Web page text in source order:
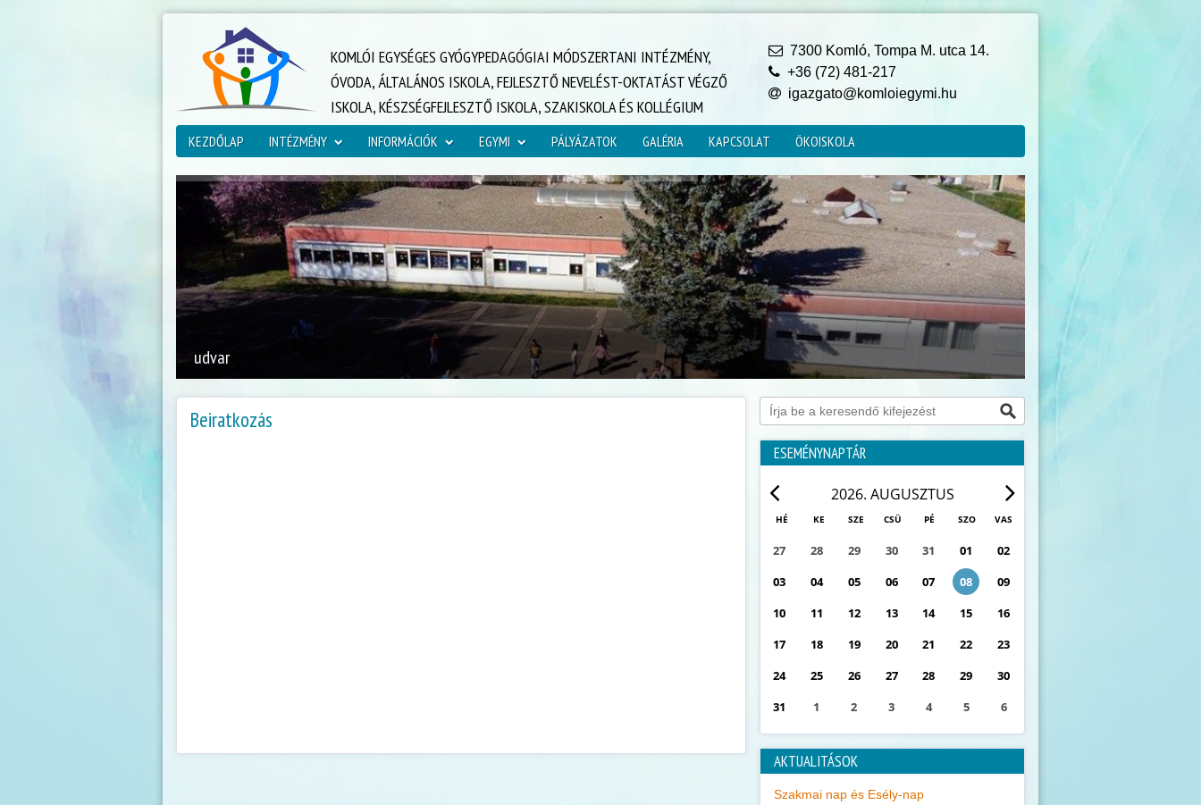
KOMLÓI EGYSÉGES GYÓGYPEDAGÓGIAI MÓDSZERTANI INTÉZMÉNY,
ÓVODA, ÁLTALÁNOS ISKOLA, FEJLESZTŐ NEVELÉST-OKTATÁST VÉGZŐ
ISKOLA, KÉSZSÉGFEJLESZTŐ ISKOLA, SZAKISKOLA ÉS KOLLÉGIUM
7300 Komló, Tompa M. utca 14.
+36 (72) 481-217
igazgato@komloiegymi.hu
KEZDŐLAP INTÉZMÉNY INFORMÁCIÓK EGYMI PÁLYÁZATOK GALÉRIA KAPCSOLAT ÖKOISKOLA
udvar
Beiratkozás
ESEMÉNYNAPTÁR
2026. AUGUSZTUS
HÉ KE SZE CSÜ PÉ SZO VAS
27 28 29 30 31 01
02
03
04 05 06 07 08
09
10
11 12 13 14 15
16
17
18 19 20 21 22
23
24
25 26 27 28 29
30
31
1 2 3 4 5 6
0ESEMÉNY
AKTUALITÁSOK
Szakmai nap és Esély-nap